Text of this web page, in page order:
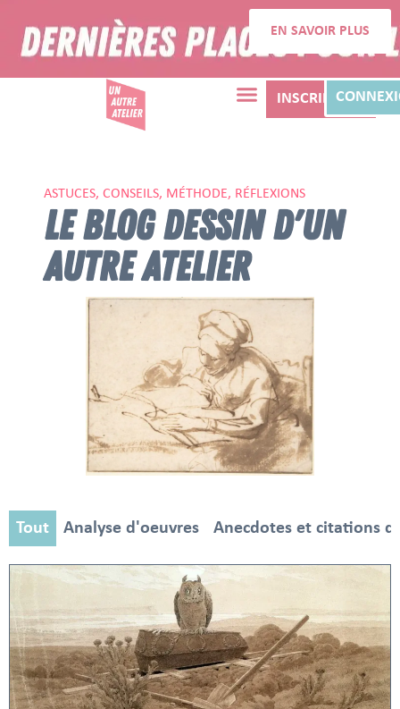
EN SAVOIR PLUS
INSCRIPTION
ASTUCES, CONSEILS, MÉTHODE, RÉFLEXIONS
LE BLOG DESSIN D'UN
AUTRE ATELIER
Analyse d'oeuvres Anecdotes et citations
Tout